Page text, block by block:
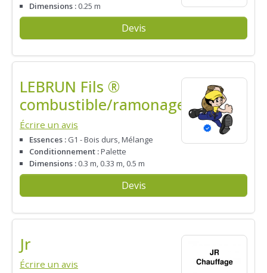
Dimensions : 0.25 m
Devis
LEBRUN Fils ®
combustible/ramonage
Écrire un avis
Essences : G1 - Bois durs, Mélange
Conditionnement :Palette
Dimensions : 0.3 m, 0.33 m, 0.5 m
Devis
Jr
Écrire un avis